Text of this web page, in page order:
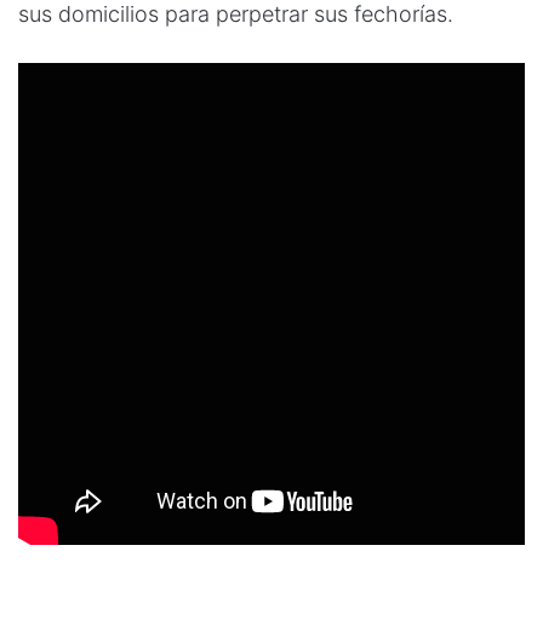
sus domicilios para perpetrar sus fechorías.